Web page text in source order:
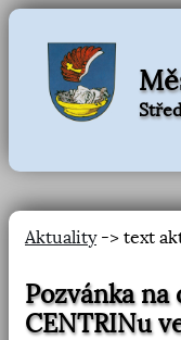
Aktuality-> text
Pozvánka
CENTRINu